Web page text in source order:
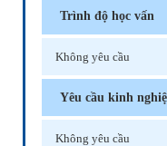
Trình độ học vấn
Không yêu cầu
Yêu cầu kinh
Không yêu cầu